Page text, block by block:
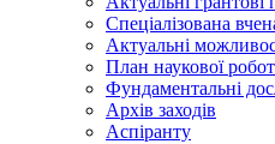
Спеціалізована
Актуальні
План наукової
Фундаментальні
Архів заходів
Аспіранту